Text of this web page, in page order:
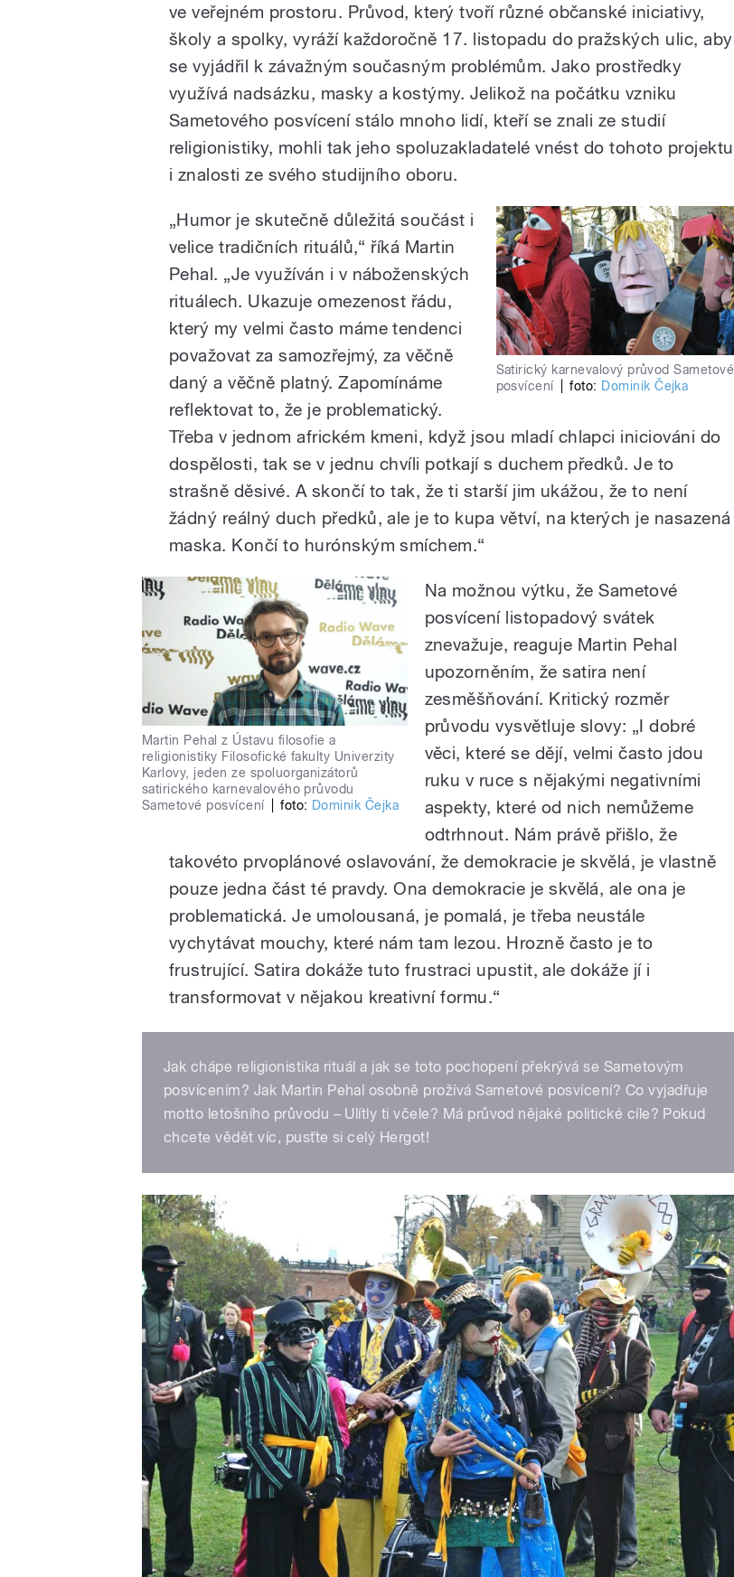
ve veřejném prostoru. Průvod, který tvoří různé občanské iniciativy,
školy a spolky, vyráží každoročně 17. listopadu do pražských ulic, aby
se vyjádřil k závažným současným problémům. Jako prostředky
využívá nadsázku, masky a kostýmy. Jelikož na počátku vzniku
Sametového posvícení stálo mnoho lidí, kteří se znali ze studií
religionistiky, mohli tak jeho spoluzakladatelé vnést do tohoto projektu
i znalosti ze svého studijního oboru.
Satirický karnevalový průvod Sametové
posvícení
foto: Dominik Čejka
„Humor je skutečně důležitá součást i
velice tradičních rituálů,“ říká Martin
Pehal. „Je využíván i v náboženských
rituálech. Ukazuje omezenost řádu,
který my velmi často máme tendenci
považovat za samozřejmý, za věčně
daný a věčně platný. Zapomínáme
reflektovat to, že je problematický.
Třeba v jednom africkém kmeni, když jsou mladí chlapci iniciováni do
dospělosti, tak se v jednu chvíli potkají s duchem předků. Je to
strašně děsivé. A skončí to tak, že ti starší jim ukážou, že to není
žádný reálný duch předků, ale je to kupa větví, na kterých je nasazená
maska. Končí to hurónským smíchem.“
Martin Pehal z Ústavu filosofie a
religionistiky Filosofické fakulty Univerzity
Karlovy, jeden ze spoluorganizátorů
satirického karnevalového průvodu
Sametové posvícení
foto: Dominik Čejka
Na možnou výtku, že Sametové
posvícení listopadový svátek
znevažuje, reaguje Martin Pehal
upozorněním, že satira není
zesměšňování. Kritický rozměr
průvodu vysvětluje slovy: „I dobré
věci, které se dějí, velmi často jdou
ruku v ruce s nějakými negativními
aspekty, které od nich nemůžeme
odtrhnout. Nám právě přišlo, že
takovéto prvoplánové oslavování, že demokracie je skvělá, je vlastně
pouze jedna část té pravdy. Ona demokracie je skvělá, ale ona je
problematická. Je umolousaná, je pomalá, je třeba neustále
vychytávat mouchy, které nám tam lezou. Hrozně často je to
frustrující. Satira dokáže tuto frustraci upustit, ale dokáže jí i
transformovat v nějakou kreativní formu.“
Jak chápe religionistika rituál a jak se toto pochopení překrývá se Sametovým
posvícením? Jak Martin Pehal osobně prožívá Sametové posvícení? Co vyjadřuje
motto letošního průvodu – Ulítly ti včele? Má průvod nějaké politické cíle? Pokud
chcete vědět víc, pusťte si celý Hergot!